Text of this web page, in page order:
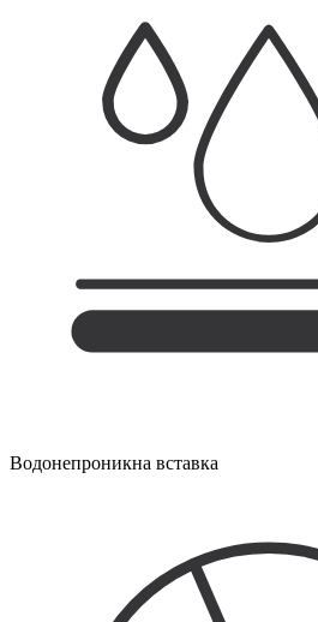
Водонепроникна вставка